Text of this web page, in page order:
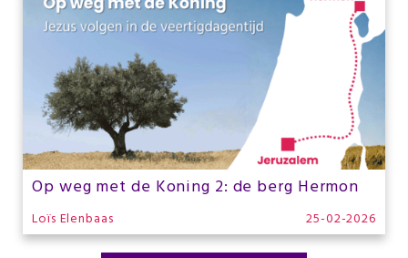
Op weg met de Koning 2: de berg Hermon
Loïs Elenbaas 25-02-2026